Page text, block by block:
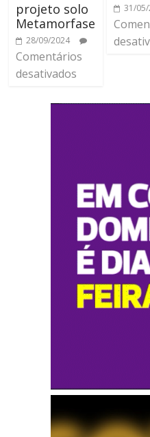
projeto solo
Metamorfase
28/09/2024
Comentários
desativados
31/